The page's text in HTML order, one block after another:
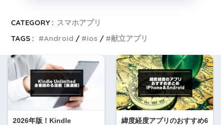
CATEGORY : スマホアプリ
TAGS :
Android ios 献立アプリ
2026年版！Kindle
緯度経度アプリのおすすめ6